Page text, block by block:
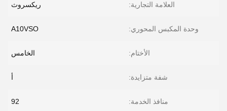
العلامة التجارية: ريكسروث
وحدة المكبس المحوري: A10VSO
الأختام: الخامس
شفة متزايدة: أ
منافذ الخدمة: 92